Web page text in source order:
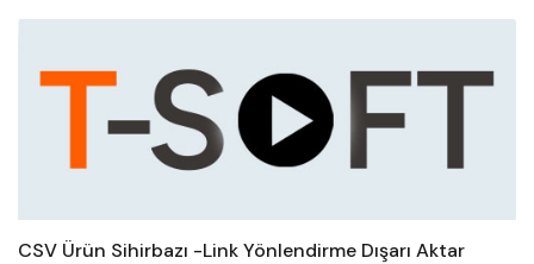
CSV Ürün Sihirbazı -Link Yönlendirme Dışarı Aktar